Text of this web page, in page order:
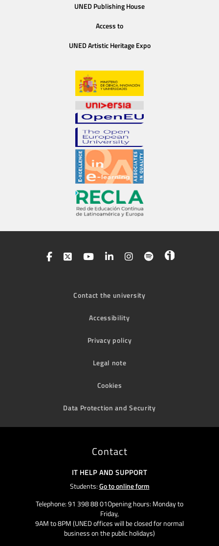
UNED Publishing House
Access to
UNED Artistic Heritage Expo
Contact the university
Accessibility
Privacy policy
Legal note
Cookies
Data Protection and Security
Contact
IT HELP AND SUPPORT
Students:Go to online form
Telephone: 91 398 88 01Opening hours: Monday to
Friday,
9AM to 8PM (UNED offices will be closed for normal
business on the public holidays)